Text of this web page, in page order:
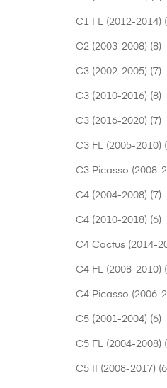
C1 FL (2012-2014)
C2 (2003-2008) (8)
C3 (2002-2005) (7)
C3 (2010-2016) (8)
C3 (2016-2020) (7)
C3 FL (2005-2010)
C3 Picasso (2008-
C4 (2004-2008) (7)
C4 (2010-2018) (6)
C4 Cactus (2014-
C4 FL (2008-2010)
C4 Picasso (2006-
C5 (2001-2004) (6)
C5 FL (2004-2008)
C5 II (2008-2017)